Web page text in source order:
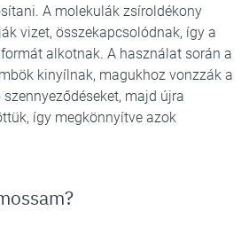
A molekulák zsíroldékony
vizet, összekapcsolódnak, így a
alkotnak. A használat során a
kinyílnak, magukhoz vonzzák a
majd újra
így megkönnyítve azok